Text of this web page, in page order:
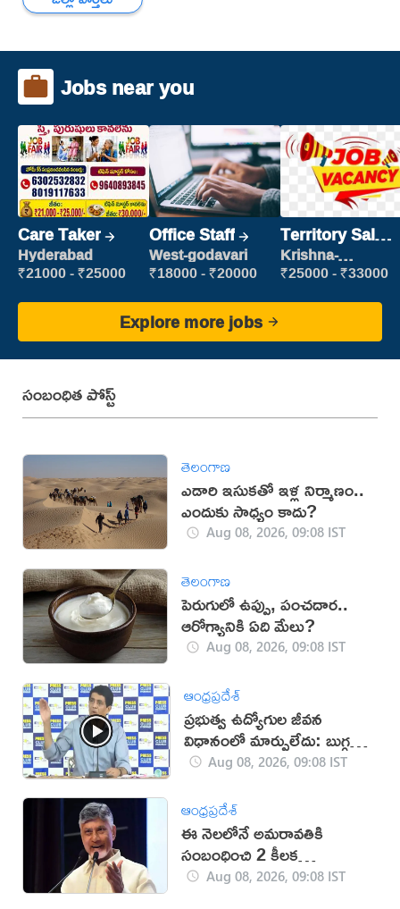
Jobs near you
Care Taker
Hyderabad
₹21000 - ₹25000
Office Staff
West-godavari
₹18000 - ₹20000
Territory Sales
Manager
Krishna-
vijayawada
₹25000 - ₹33000
Explore more jobs
సంబంధిత పోస్ట్
తెలంగాణ
ఎడారి ఇసుకతో ఇళ్ల నిర్మాణం..
ఎందుకు సాధ్యం కాదు?
Aug 08, 2026, 09:08 IST
తెలంగాణ
పెరుగులో ఉప్పు, పంచదార..
ఆరోగ్యానికి ఏది మేలు?
Aug 08, 2026, 09:08 IST
ఆంధ్రప్రదేశ్
ప్రభుత్వ ఉద్యోగుల జీవన
విధానంలో మార్పులేదు: బుగ్గన
(వీడియో)
Aug 08, 2026, 09:08 IST
ఆంధ్రప్రదేశ్
ఈ నెలలోనే అమరావతికి
సంబంధించి 2 కీలక
ప్రారంభాలు: సీఎం చంద్రబాబు
Aug 08, 2026, 09:08 IST